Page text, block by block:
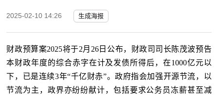
2025-02-10 14:26 生成海报
财政预算案2025将于2月26日公布，财政司司长陈茂波预告
本财政年度的综合赤字在计及发债所得后，在1000亿元以
下，已是连续3年“千亿财赤”。政府指会加强开源节流，以
节流为主，政界亦纷纷献计，包括要求公务员冻薪甚至减